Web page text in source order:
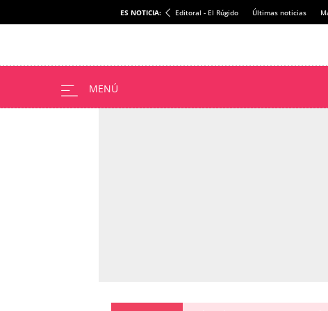
ES NOTICIA: Editoral - El Rúgido Últimas noticias